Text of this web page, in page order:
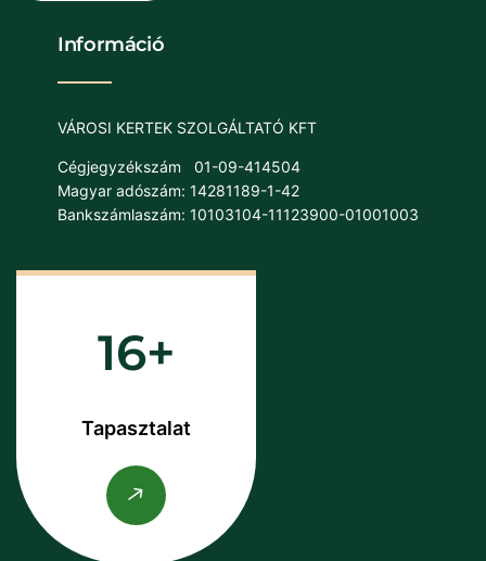
Információ
VÁROSI KERTEK SZOLGÁLTATÓ KFT
Cégjegyzékszám
01-09-414504
Magyar adószám: 14281189-1-42
Bankszámlaszám: 10103104-11123900-01001003
16
Tapasztalat